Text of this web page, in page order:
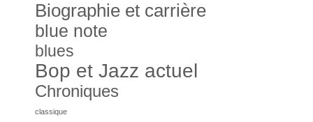
Biographie et carrière
blue note
blues
Bop et Jazz actuel
Chroniques
classique